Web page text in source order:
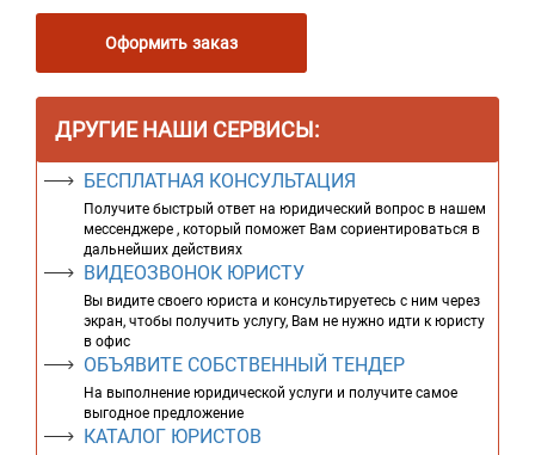
Оформить заказ
ДРУГИЕ НАШИ СЕРВИСЫ:
БЕСПЛАТНАЯ КОНСУЛЬТАЦИЯ
Получите быстрый ответ на юридический вопрос в нашем
мессенджере , который поможет Вам сориентироваться в
дальнейших действиях
ВИДЕОЗВОНОК ЮРИСТУ
Вы видите своего юриста и консультируетесь с ним через
экран, чтобы получить услугу, Вам не нужно идти к юристу
в офис
ОБЪЯВИТЕ СОБСТВЕННЫЙ ТЕНДЕР
На выполнение юридической услуги и получите самое
выгодное предложение
КАТАЛОГ ЮРИСТОВ